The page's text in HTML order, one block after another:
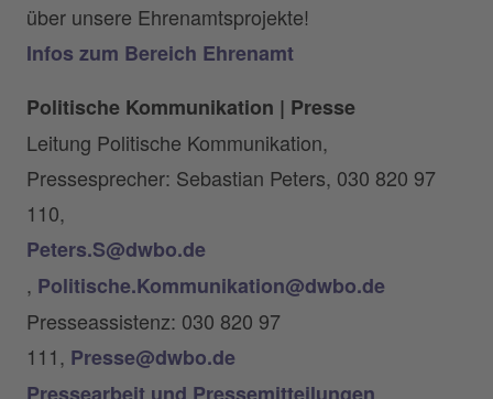
über unsere Ehrenamtsprojekte!
Infos zum Bereich Ehrenamt
Politische Kommunikation | Presse
Leitung Politische Kommunikation,
Pressesprecher: Sebastian Peters, 030 820 97
110,
Peters.S@dwbo.de
, Politische.Kommunikation@dwbo.de
Presseassistenz: 030 820 97
111, Presse@dwbo.de
Pressearbeit und Pressemitteilungen